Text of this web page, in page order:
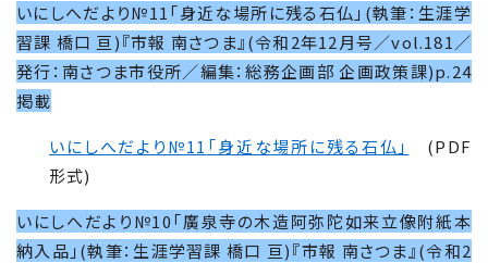
いにしへだより№11「身近な場所に残る石仏」(執筆：生涯学
習課 橋口 亘)『市報 南さつま』(令和2年12月号／vol.181／
発行：南さつま市役所／編集：総務企画部 企画政策課)p.24
掲載
いにしへだより№11 「身近な場所に残る石仏」
(PDF
形式)
いにしへだより№10「廣泉寺の木造阿弥陀如来立像附紙本
納入品」(執筆：生涯学習課 橋口 亘)『市報 南さつま』(令和2